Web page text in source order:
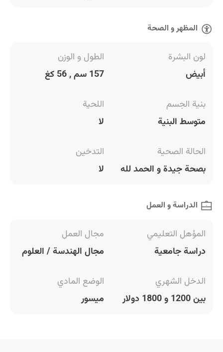
المظهر و الصحة
لون البشرة
أبيض
الطول و الوزن
157 سم , 56 كغ
بنية الجسم
متوسط البنية
اللحية
لا
الحالة الصحية
بصحة جيدة و الحمد لله
التدخين
لا
الدراسة و العمل
المؤهل التعليمي
دراسة جامعية
مجال العمل
مجال الهندسة / العلوم
الدخل الشهري
بين 1200 و 1800 دولار
الوضع المادي
ميسور